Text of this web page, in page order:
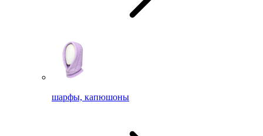
шарфы, капюшоны